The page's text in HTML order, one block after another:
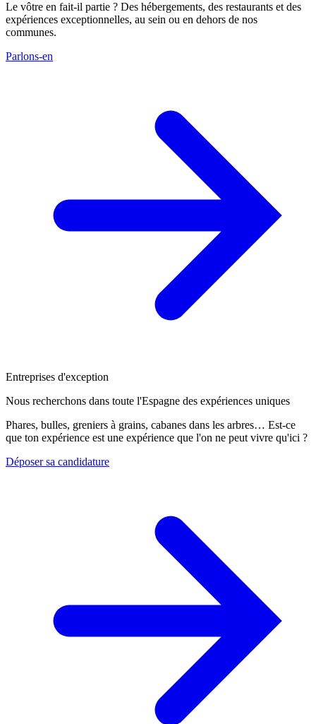
Le vôtre en fait-il partie ? Des hébergements, des restaurants et des
expériences exceptionnelles, au sein ou en dehors de nos
communes.
Parlons-en
Entreprises d'exception
Nous recherchons dans toute l'Espagne des expériences uniques
Phares, bulles, greniers à grains, cabanes dans les arbres… Est-ce
que ton expérience est une expérience que l'on ne peut vivre qu'ici ?
Déposer sa candidature